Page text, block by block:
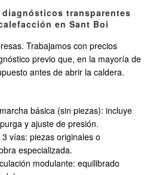
transparentes
en Sant Boi
Trabajamos con precios
previo que, en la mayoría de
antes de abrir la caldera.
básica (sin piezas): incluye
y ajuste de presión.
vías: piezas originales o
especializada.
modulante: equilibrado